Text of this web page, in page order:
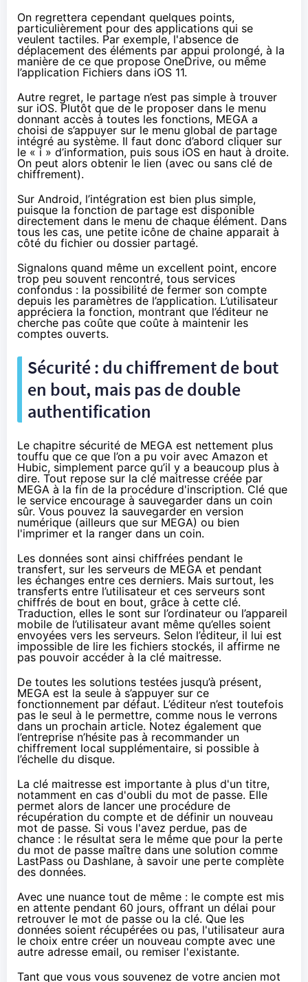
On regrettera cependant quelques points,
particulièrement pour des applications qui se
veulent tactiles. Par exemple, l'absence de
déplacement des éléments par appui prolongé, à la
manière de ce que propose OneDrive, ou même
l’application Fichiers dans iOS 11.
Autre regret, le partage n’est pas simple à trouver
sur iOS. Plutôt que de le proposer dans le menu
donnant accès à toutes les fonctions, MEGA a
choisi de s’appuyer sur le menu global de partage
intégré au système. Il faut donc d’abord cliquer sur
le « i » d’information, puis sous iOS en haut à droite.
On peut alors obtenir le lien (avec ou sans clé de
chiffrement).
Sur Android, l’intégration est bien plus simple,
puisque la fonction de partage est disponible
directement dans le menu de chaque élément. Dans
tous les cas, une petite icône de chaine apparait à
côté du fichier ou dossier partagé.
Signalons quand même un excellent point, encore
trop peu souvent rencontré, tous services
confondus : la possibilité de fermer son compte
depuis les paramètres de l’application. L’utilisateur
appréciera la fonction, montrant que l’éditeur ne
cherche pas coûte que coûte à maintenir les
comptes ouverts.
Sécurité : du chiffrementde bout
en bout, mais pas de double
authentification
Le chapitre sécurité de MEGA est nettement plus
touffu que ce que l’on a pu voir avec Amazon et
Hubic, simplement parce qu’il y a beaucoup plus à
dire. Tout repose sur la clé maitresse créée par
MEGA à la fin de la procédure d'inscription. Clé que
le service encourage à sauvegarder dans un coin
sûr. Vous pouvez la sauvegarder en version
numérique (ailleurs que sur MEGA) ou bien
l'imprimer et la ranger dans un coin.
Les données sont ainsi chiffrées pendant le
transfert, sur les serveurs de MEGA et pendant
les échanges entre ces derniers. Mais surtout, les
transferts entre l’utilisateur et ces serveurs sont
chiffrés de bout en bout, grâce à cette clé.
Traduction, elles le sont sur l’ordinateur ou l’appareil
mobile de l’utilisateur avant même qu’elles soient
envoyées vers les serveurs. Selon l’éditeur, il lui est
impossible de lire les fichiers stockés, il affirme ne
pas pouvoir accéder à la clé maitresse.
De toutes les solutions testées jusqu’à présent,
MEGA est la seule à s’appuyer sur ce
fonctionnement par défaut. L’éditeur n’est toutefois
pas le seul à le permettre, comme nous le verrons
dans un prochain article. Notez également que
l’entreprise n’hésite pas à recommander un
chiffrement local supplémentaire, si possible à
l’échelle du disque.
La clé maitresse est importante à plus d'un titre,
notamment en cas d'oubli du mot de passe. Elle
permet alors de lancer une procédure de
récupération du compte et de définir un nouveau
mot de passe. Si vous l'avez perdue, pas de
chance : le résultat sera le même que pour la perte
du mot de passe maître dans une solution comme
LastPass ou Dashlane, à savoir une perte complète
des données.
Avec une nuance tout de même : le compte est mis
en attente pendant 60 jours, offrant un délai pour
retrouver le mot de passe ou la clé. Que les
données soient récupérées ou pas, l'utilisateur aura
le choix entre créer un nouveau compte avec une
autre adresse email, ou remiser l'existante.
Tant que vous vous souvenez de votre ancien mot